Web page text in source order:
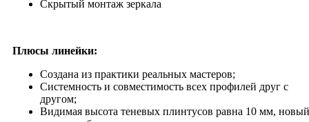
Скрытый монтаж зеркала
Плюсы линейки:
Создана из практики реальных мастеров;
Системность и совместимость всех профилей друг с
другом;
Видимая высота теневых плинтусов равна 10 мм, новый